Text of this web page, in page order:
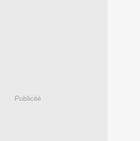
Publicité